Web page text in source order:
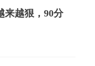
来越狠，90分